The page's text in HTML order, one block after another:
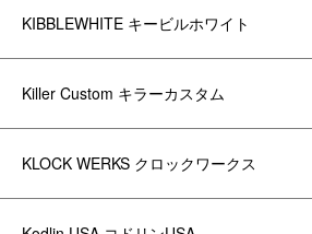
KIBBLEWHITE キービルホワイト
Killer Custom キラーカスタム
KLOCK WERKS クロックワークス